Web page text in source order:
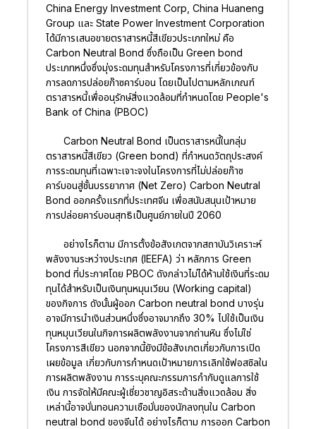
China Energy Investment Corp, China Huaneng
Group และ State Power Investment Corporation
ได้มีการเสนอขายตราสารหนี้สีเขียวประเภทใหม่ คือ
Carbon Neutral Bond ซึ่งถือเป็น Green bond
ประเภทหนึ่งซึ่งมุ่งระดมทุนสำหรับโครงการที่เกี่ยวข้องกับ
การลดการปล่อยก๊าซคาร์บอน โดยเป็นไปตามหลักเกณฑ์
ตราสารหนี้เพื่ออนุรักษ์สิ่งแวดล้อมที่กำหนดโดย People's
Bank of China (PBOC)
Carbon Neutral Bond เป็นตราสารหนี้ในกลุ่ม
ตราสารหนี้สีเขียว (Green bond) ที่กำหนดวัตถุประสงค์
การระดมทุนที่เฉพาะเจาะจงในโครงการที่ไม่ปล่อยก๊าซ
คาร์บอนสู่ชั้นบรรยากาศ (Net Zero) Carbon Neutral
Bond ออกครั้งแรกที่ประเทศจีน เพื่อสนับสนุนเป้าหมาย
การปล่อยคาร์บอนสุทธิเป็นศูนย์ภายในปี 2060
อย่างไรก็ตาม มีการตั้งข้อสังเกตจากสถาบันวิเคราะห์
พลังงานระหว่างประเทศ (IEEFA) ว่า หลักการ Green
bond ที่ประกาศโดย PBOC ดังกล่าวไม่ได้ห้ามใช้เงินที่ระดม
ทุนได้สำหรับเป็นเงินทุนหมุนเวียน (Working capital)
ของกิจการ ดังนั้นผู้ออก Carbon neutral bond บางรุ่น
อาจมีการนำเงินส่วนหนึ่งซึ่งอาจมากถึง 30% ไปใช้เป็นเงิน
ทุนหมุนเวียนในกิจการผลิตพลังงานจากถ่านหิน ซึ่งไม่ใช่
โครงการสีเขียว นอกจากนี้ยังมีข้อสังเกตเกี่ยวกับการเปิด
เผยข้อมูล เกี่ยวกับการกำหนดเป้าหมายการเลิกใช้ฟอสซิลใน
การผลิตพลังงาน การระบุคณะกรรมการกำกับดูแลการใช้
เงิน การจัดให้มีคณะผู้เชี่ยวชาญอิสระด้านสิ่งแวดล้อม สิ่ง
เหล่านี้อาจบั่นทอนความเชือมั่นของนักลงทุนใน Carbon
neutral bond ของจีนได้ อย่างไรก็ตาม การออก Carbon